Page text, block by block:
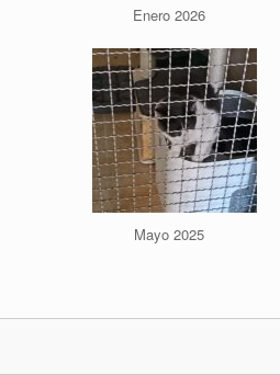
Enero 2026
Mayo 2025